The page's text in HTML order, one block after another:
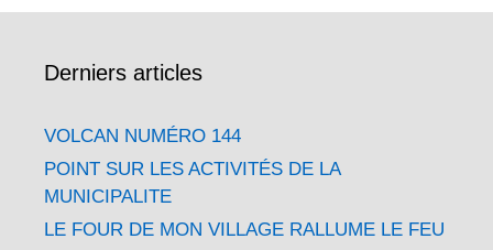
Derniers articles
VOLCAN NUMÉRO 144
POINT SUR LES ACTIVITÉS DE LA
MUNICIPALITE
LE FOUR DE MON VILLAGE RALLUME LE FEU